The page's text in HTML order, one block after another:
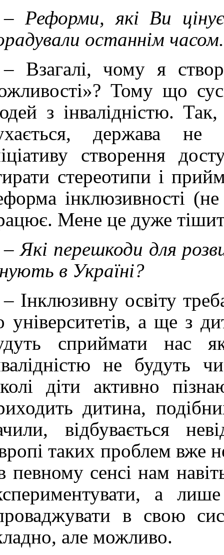
– Реформи, які Ви
останнім часом.
– Взагалі, чому я
Тому що
з інвалідністю.
держава не
створення
стереотипи і
інклюзивності
Мене це дуже
–Які перешкоди для
в Україні?
– Інклюзивну освіту
університетів, а ще з
сприймати нас
не будуть
діти активно
дитина,
відбувається
таких проблем вже
певному сенсі нам
а
в свою
але можливо.